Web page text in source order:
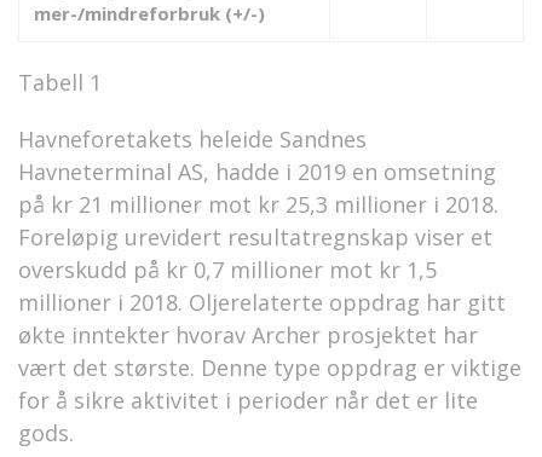
mer-/mindreforbruk (+/-)
Tabell 1
Havneforetakets heleide Sandnes
Havneterminal AS, hadde i 2019 en omsetning
på kr 21 millioner mot kr 25,3 millioner i 2018.
Foreløpig urevidert resultatregnskap viser et
overskudd på kr 0,7 millioner mot kr 1,5
millioner i 2018. Oljerelaterte oppdrag har gitt
økte inntekter hvorav Archer prosjektet har
vært det største. Denne type oppdrag er viktige
for å sikre aktivitet i perioder når det er lite
gods.